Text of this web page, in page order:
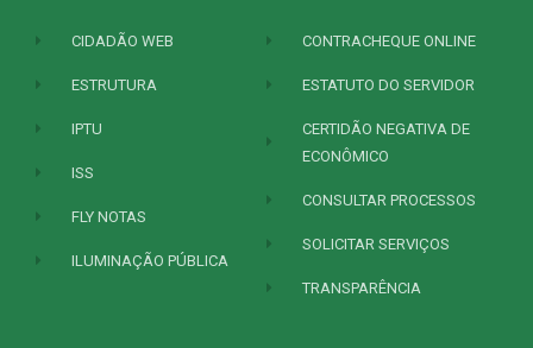
CIDADÃO WEB
ESTRUTURA
IPTU
ISS
FLY NOTAS
ILUMINAÇÃO PÚBLICA
CONTRACHEQUE ONLINE
ESTATUTO DO SERVIDOR
CERTIDÃO NEGATIVA DE
ECONÔMICO
CONSULTAR PROCESSOS
SOLICITAR SERVIÇOS
TRANSPARÊNCIA